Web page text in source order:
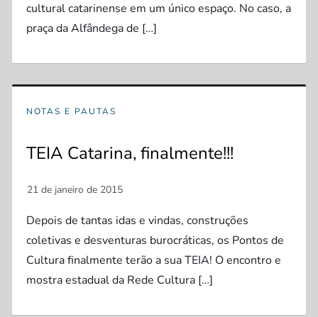
cultural catarinense em um único espaço. No caso, a
praça da Alfândega de […]
NOTAS E PAUTAS
TEIA Catarina, finalmente!!!
Depois de tantas idas e vindas, construções
coletivas e desventuras burocráticas, os Pontos de
Cultura finalmente terão a sua TEIA! O encontro e
mostra estadual da Rede Cultura […]